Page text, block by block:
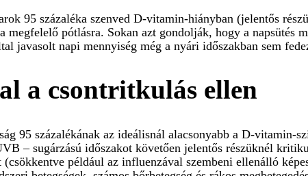
95 százaléka szenved D-vitamin-hiányban (jelentős
megfelelő pótlásra. Sokan azt gondolják, hogy a napsütés
javasolt napi mennyiség még a nyári időszakban sem
a csontritkulás ellen
95 százalékának az ideálisnál alacsonyabb a D-vitamin-
– sugárzású időszakot követően jelentős részüknél
(csökkentve például az influenzával szembeni ellenálló